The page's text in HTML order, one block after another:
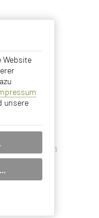
Website
unsere
Cookies
Cookies
buchen